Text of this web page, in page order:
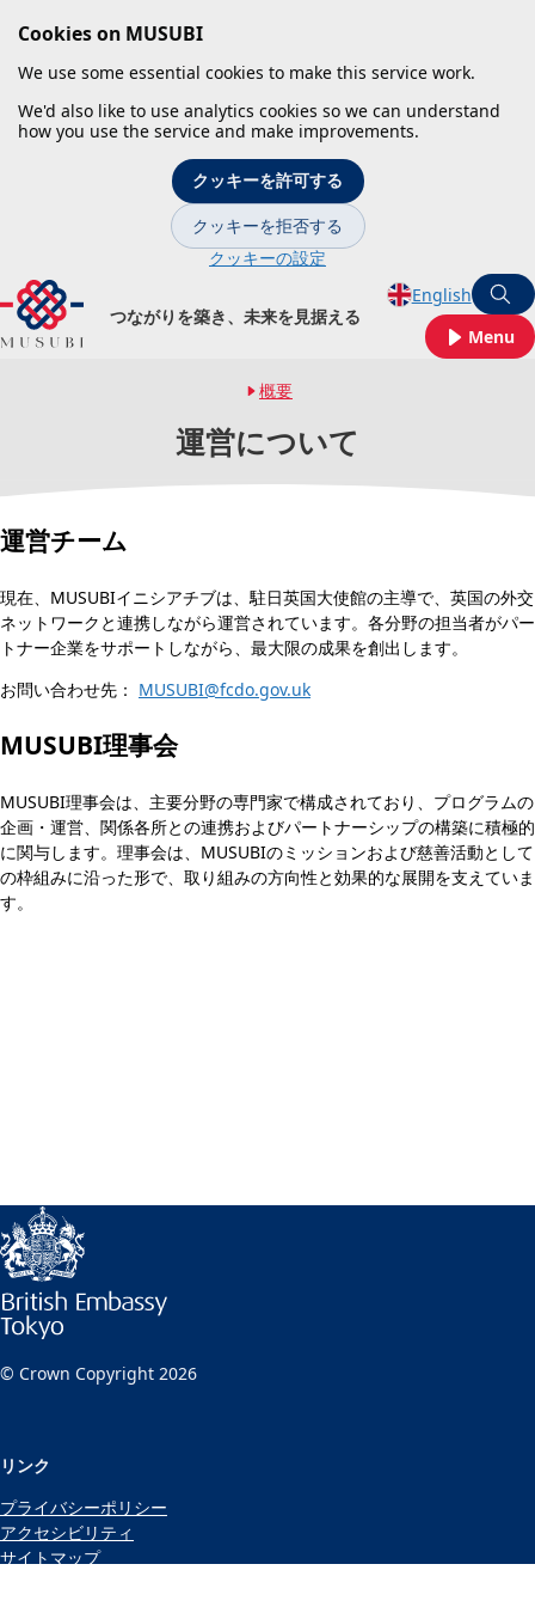
Cookies on MUSUBI
We use some essential cookies to make this service work.
We'd also like to use analytics cookies so we can understand
how you use the service and make improvements.
クッキーを許可する
クッキーを拒否する
クッキーの設定
Skip to main content
つながりを築き、未来を見据える
English
Menu
Back to
概要
運営について
運営チーム
現在、MUSUBIイニシアチブは、駐日英国大使館の主導で、英国の外交
ネットワークと連携しながら運営されています。各分野の担当者がパー
トナー企業をサポートしながら、最大限の成果を創出します。
お問い合わせ先： MUSUBI@fcdo.gov.uk
MUSUBI理事会
MUSUBI理事会は、主要分野の専門家で構成されており、プログラムの
企画・運営、関係各所との連携およびパートナーシップの構築に積極的
に関与します。理事会は、MUSUBIのミッションおよび慈善活動として
の枠組みに沿った形で、取り組みの方向性と効果的な展開を支えていま
す。
© Crown Copyright 2026
リンク
プライバシーポリシー
アクセシビリティ
サイトマップ